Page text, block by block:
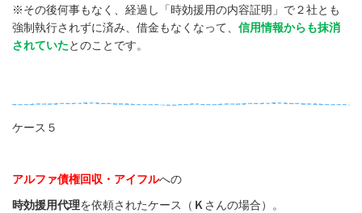
※その後何事もなく、経過し「時効援用の内容証明」で２社とも
強制執行されずに済み、借金もなくなって、 信用情報からも抹消
されていたとのことです。
ケース５
アルファ債権回収・アイフルへの
時効援用代理を依頼されたケース（ Ｋさんの場合）。